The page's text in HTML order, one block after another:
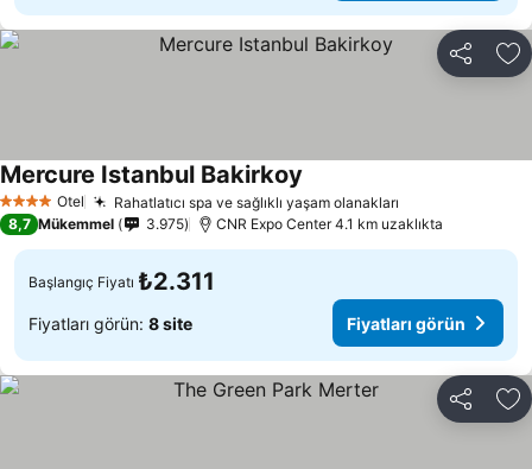
Paylaş
4 Yıldız Otel Rahatlatıcı spa ve sağlıklı yaşam olanakları
Mercure Istanbul Bakirkoy
8,7 Mükemmel 3.975 CNR Expo Center 4.1 km uzaklıkta
Başlangıç Fiyatı ₺2.311
Fiyatları görün: 8 site Fiyatları görün
Paylaş